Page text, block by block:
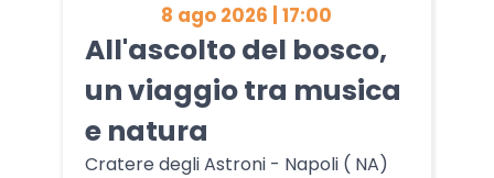
8 ago 2026 | 17:00
All'ascolto del bosco,
un viaggio tra musica
e natura
Cratere degli Astroni - Napoli ( NA)